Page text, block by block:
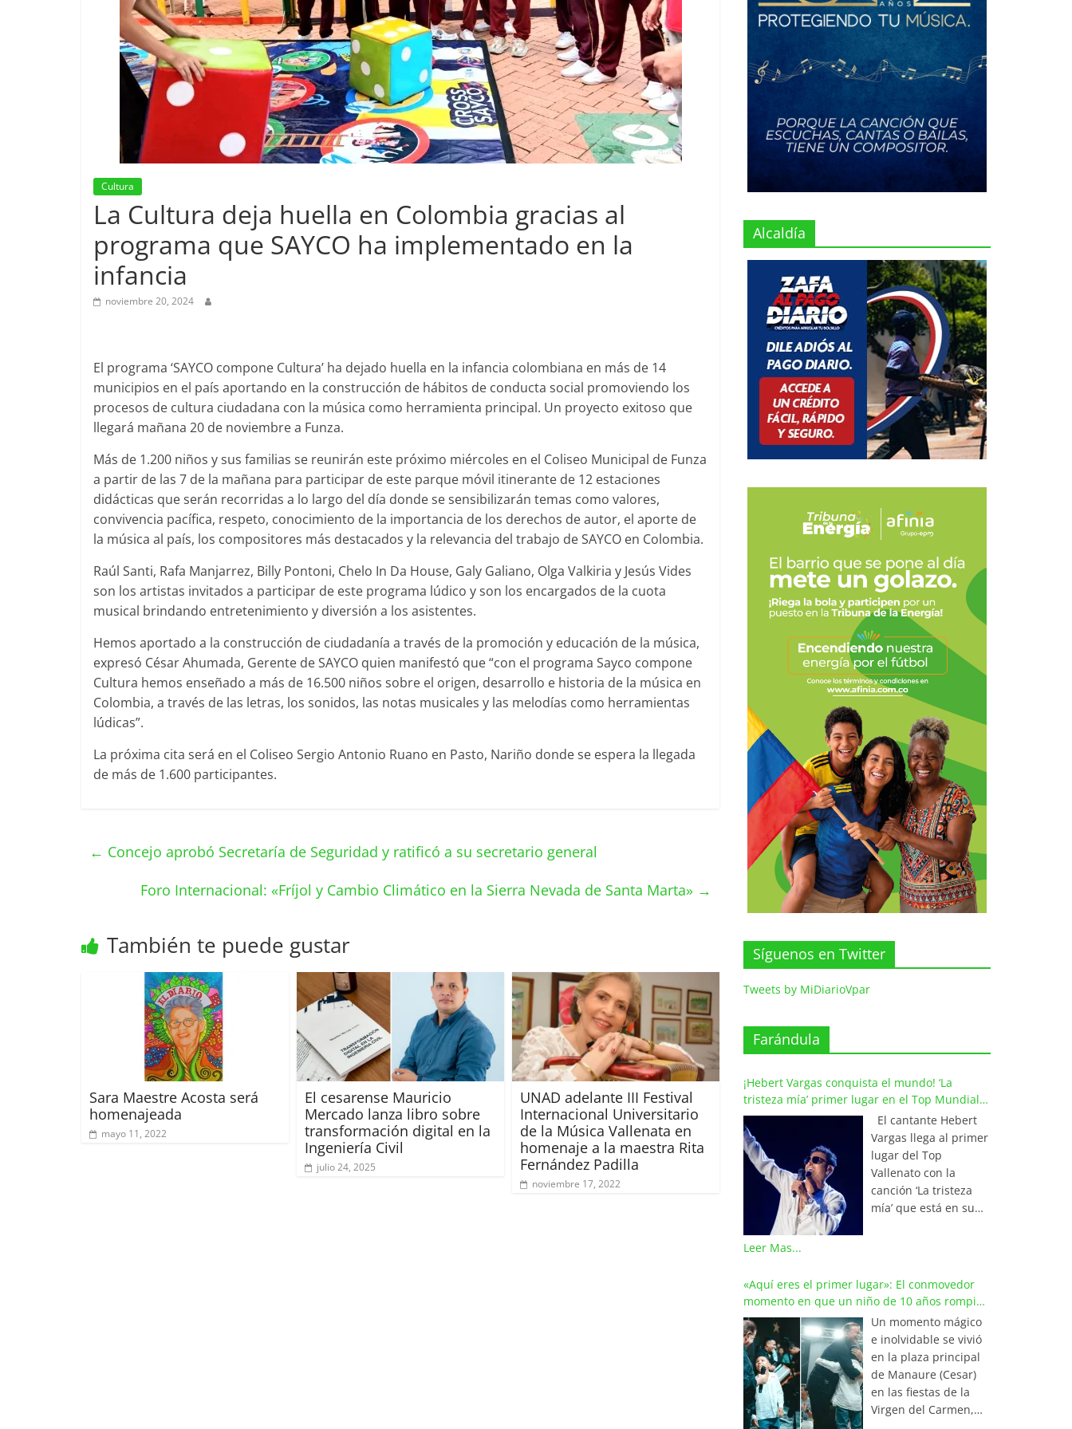
Cultura
La Cultura deja huella en Colombia gracias al
programa que SAYCO ha implementado en la
infancia
noviembre 20, 2024
El programa ‘SAYCO compone Cultura’ ha dejado huella en la infancia colombiana en más de 14
municipios en el país aportando en la construcción de hábitos de conducta social promoviendo los
procesos de cultura ciudadana con la música como herramienta principal. Un proyecto exitoso que
llegará mañana 20 de noviembre a Funza.
Más de 1.200 niños y sus familias se reunirán este próximo miércoles en el Coliseo Municipal de Funza
a partir de las 7 de la mañana para participar de este parque móvil itinerante de 12 estaciones
didácticas que serán recorridas a lo largo del día donde se sensibilizarán temas como valores,
convivencia pacífica, respeto, conocimiento de la importancia de los derechos de autor, el aporte de
la música al país, los compositores más destacados y la relevancia del trabajo de SAYCO en Colombia.
Raúl Santi, Rafa Manjarrez, Billy Pontoni, Chelo In Da House, Galy Galiano, Olga Valkiria y Jesús Vides
son los artistas invitados a participar de este programa lúdico y son los encargados de la cuota
musical brindando entretenimiento y diversión a los asistentes.
Hemos aportado a la construcción de ciudadanía a través de la promoción y educación de la música,
expresó César Ahumada, Gerente de SAYCO quien manifestó que “con el programa Sayco compone
Cultura hemos enseñado a más de 16.500 niños sobre el origen, desarrollo e historia de la música en
Colombia, a través de las letras, los sonidos, las notas musicales y las melodías como herramientas
lúdicas”.
La próxima cita será en el Coliseo Sergio Antonio Ruano en Pasto, Nariño donde se espera la llegada
de más de 1.600 participantes.
← Concejo aprobó Secretaría de Seguridad y ratificó a su secretario general
Foro Internacional: «Fríjol y Cambio Climático en la Sierra Nevada de Santa Marta» →
También te puede gustar
Sara Maestre Acosta será
homenajeada
mayo 11, 2022
El cesarense Mauricio
Mercado lanza libro sobre
transformación digital en la
Ingeniería Civil
julio 24, 2025
UNAD adelante III Festival
Internacional Universitario
de la Música Vallenata en
homenaje a la maestra Rita
Fernández Padilla
noviembre 17, 2022
Alcaldía
Síguenos en Twitter
Tweets by MiDiarioVpar
Farándula
¡Hebert Vargas conquista el mundo! ‘La
tristeza mía’ primer lugar en el Top Mundial
del Vallenato
El cantante Hebert
Vargas llega al primer
lugar del Top
Vallenato con la
canción ‘La tristeza
mía’ que está en su
de los listados
musicales en
Colombia y países de
América y Europa.
Esta emotiva
composición del
maestro Wilfran
Castillo se posicionó
en el primer lugar de
Leer Mas...
«Aquí eres el primer lugar»: El conmovedor
momento en que un niño de 10 años rompió
en llanto al cantar con Iván Villazón
Un momento mágico
e inolvidable se vivió
en la plaza principal
de Manaure (Cesar)
en las fiestas de la
Virgen del Carmen,